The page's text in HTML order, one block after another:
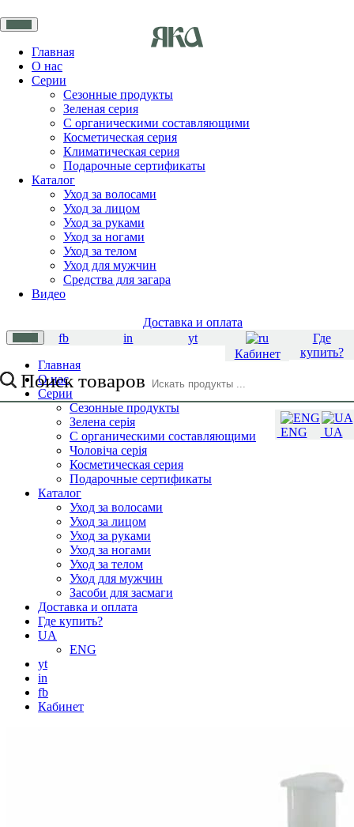
Главная
О нас
Серии
Сезонные продукты
Зеленая серия
С органическими составляющими
Косметическая серия
Климатическая серия
Подарочные сертификаты
Каталог
Уход за волосами
Уход за лицом
Уход за руками
Уход за ногами
Уход за телом
Уход для мужчин
Средства для загара
Видео
Доставка и оплата
Где
купить?
UA
ENG
yt
in
fb
Кабинет
Поиск товаров
Главная
О нас
Серии
Сезонные продукты
Зелена серія
С органическими составляющими
Чоловіча серія
Косметическая серия
Подарочные сертификаты
Каталог
Уход за волосами
Уход за лицом
Уход за руками
Уход за ногами
Уход за телом
Уход для мужчин
Засоби для засмаги
Доставка и оплата
Где купить?
UA
ENG
yt
in
fb
Кабинет